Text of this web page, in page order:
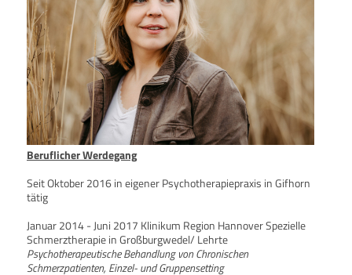
Beruflicher Werdegang
Seit Oktober 2016 in eigener Psychotherapiepraxis in Gifhorn
tätig
Januar 2014 - Juni 2017 Klinikum Region Hannover Spezielle
Schmerztherapie in Großburgwedel/ Lehrte
Psychotherapeutische Behandlung von Chronischen
Schmerzpatienten, Einzel- und Gruppensetting